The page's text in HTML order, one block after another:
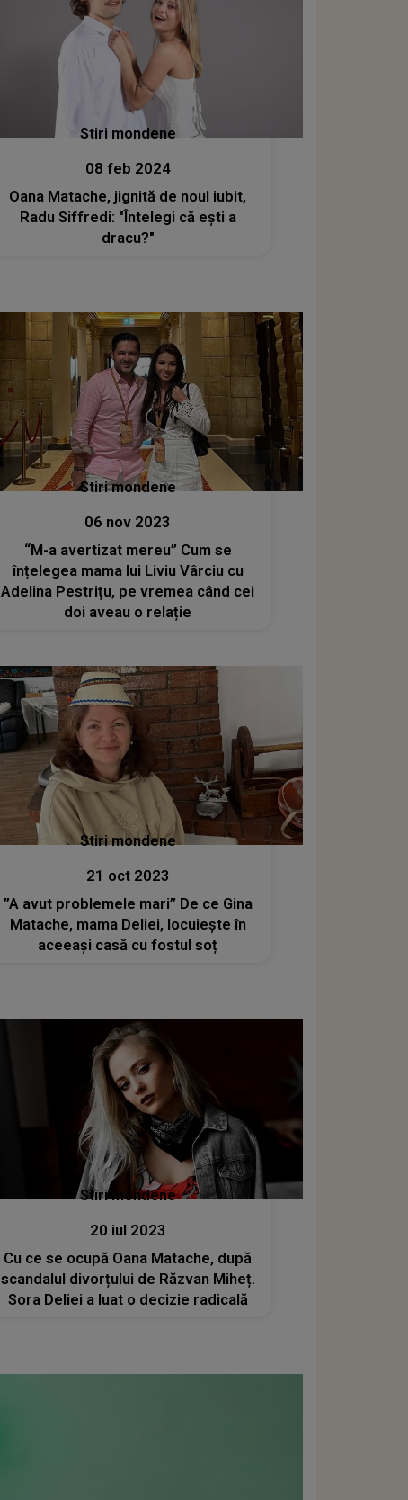
Stiri mondene
08 feb 2024
Oana Matache, jignită de noul iubit,
Radu Siffredi: "Întelegi că ești a
dracu?"
Stiri mondene
06 nov 2023
“M-a avertizat mereu” Cum se
înțelegea mama lui Liviu Vârciu cu
Adelina Pestrițu, pe vremea când cei
doi aveau o relație
Stiri mondene
21 oct 2023
”A avut problemele mari” De ce Gina
Matache, mama Deliei, locuiește în
aceeași casă cu fostul soț
Stiri mondene
20 iul 2023
Cu ce se ocupă Oana Matache, după
scandalul divorțului de Răzvan Miheț.
Sora Deliei a luat o decizie radicală